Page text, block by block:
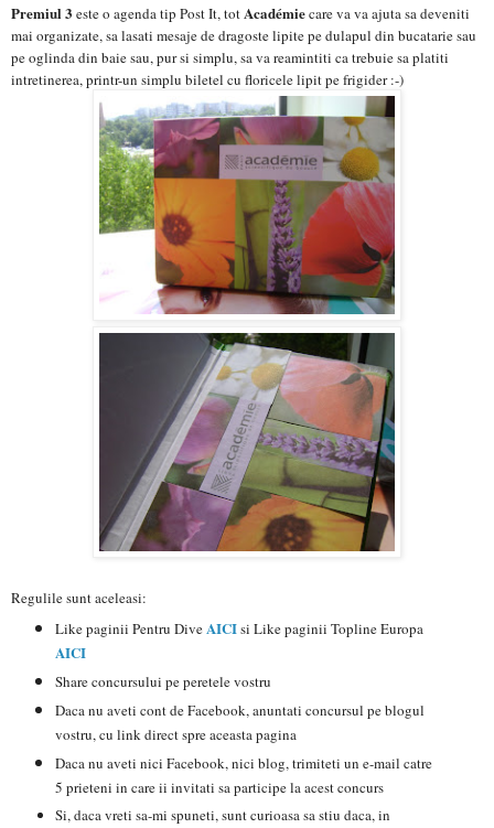
Premiul 3 este o agenda tip Post It, tot Académiecare va va ajuta sa deveniti
mai organizate, sa lasati mesaje de dragoste lipite pe dulapul din bucatarie sau
pe oglinda din baie sau, pur si simplu, sa va reamintiti ca trebuie sa platiti
intretinerea, printr-un simplu biletel cu floricele lipit pe frigider :-)
Regulile sunt aceleasi:
Like paginii Pentru DiveAICIsi Like paginii Topline Europa
AICI
Share concursului pe peretele vostru
Daca nu aveti cont de Facebook, anuntati concursul pe blogul
vostru, cu link direct spre aceasta pagina
Daca nu aveti nici Facebook, nici blog, trimiteti un e-mail catre
5 prieteni in care ii invitati sa participe la acest concurs
Si, daca vreti sa-mi spuneti, sunt curioasa sa stiu daca, in